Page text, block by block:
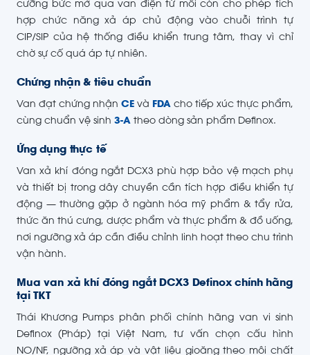
cưỡng bức mở qua van điện từ mồi còn cho phép tích
hợp chức năng xả áp chủ động vào chuỗi trình tự
CIP/SIP của hệ thống điều khiển trung tâm, thay vì chỉ
chờ sự cố quá áp tự nhiên.
Chứng nhận & tiêu chuẩn
Van đạt chứng nhận CE và FDA cho tiếp xúc thực phẩm,
cùng chuẩn vệ sinh 3-A theo dòng sản phẩm Definox.
Ứng dụng thực tế
Van xả khí đóng ngắt DCX3 phù hợp bảo vệ mạch phụ
và thiết bị trong dây chuyền cần tích hợp điều khiển tự
động — thường gặp ở ngành hóa mỹ phẩm & tẩy rửa,
thức ăn thú cưng, dược phẩm và thực phẩm & đồ uống,
nơi ngưỡng xả áp cần điều chỉnh linh hoạt theo chu trình
vận hành.
Mua van xả khí đóng ngắt DCX3 Definox chính hãng
tại TKT
Thái Khương Pumps phân phối chính hãng van vi sinh
Definox (Pháp) tại Việt Nam, tư vấn chọn cấu hình
NO/NF, ngưỡng xả áp và vật liệu gioăng theo môi chất